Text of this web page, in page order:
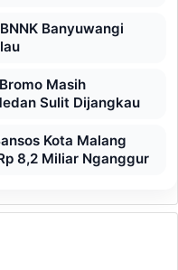
Banyuwangi
Masih
Sulit Dijangkau
Kota Malang
8,2 Miliar Nganggur